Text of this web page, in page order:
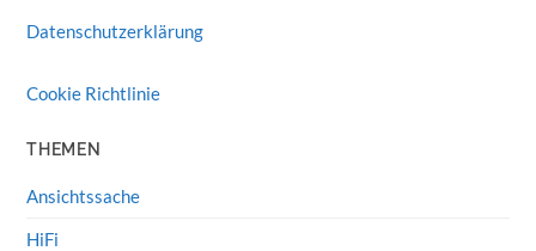
Datenschutzerklärung
Cookie Richtlinie
THEMEN
Ansichtssache
HiFi